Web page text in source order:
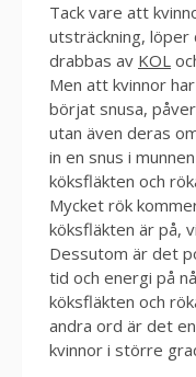
Tack vare att
utsträckning,
drabbas av KOL
Men att kvinnor
börjat snusa,
utan även deras
in en snus i
köksfläkten och
Mycket rök
köksfläkten är på,
Dessutom är det
tid och energi på
köksfläkten och
andra ord är det
kvinnor i större